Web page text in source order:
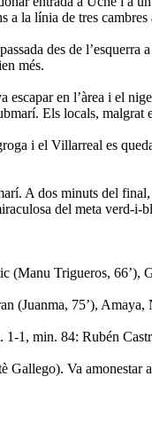
a la línia de tres
des de l’esquerra
més.
en l’àrea i el
Els locals, malgrat
i el Villarreal es
A dos minuts del
del meta verd-i-
(Manu Trigueros, 66’),
(Juanma, 75’),
1-1, min. 84: Rubén
Gallego). Va amonestar